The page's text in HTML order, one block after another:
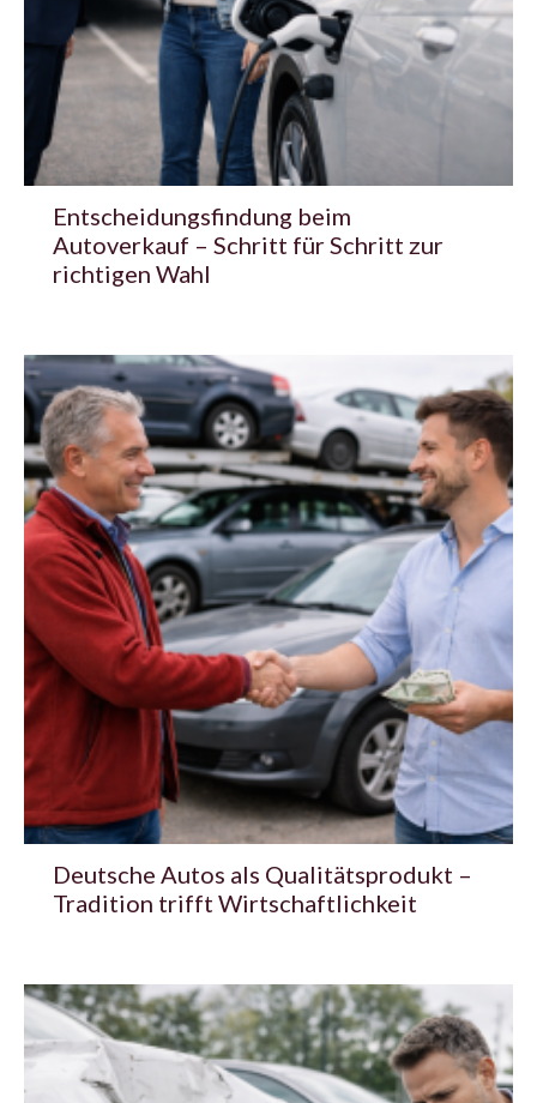
Entscheidungsfindung beim
Autoverkauf – Schritt für Schritt zur
richtigen Wahl
Deutsche Autos als Qualitätsprodukt –
Tradition trifft Wirtschaftlichkeit